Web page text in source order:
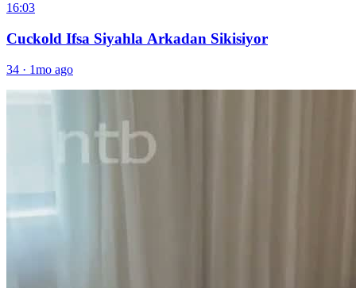
16:03
Cuckold Ifsa Siyahla Arkadan Sikisiyor
34 · 1mo ago